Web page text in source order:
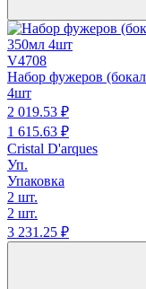
V4708
Набор фужеров
4шт
2 019.53 ₽
1 615.63 ₽
Cristal D'arques
Уп.
Упаковка
2 шт.
2 шт.
3 231.25 ₽